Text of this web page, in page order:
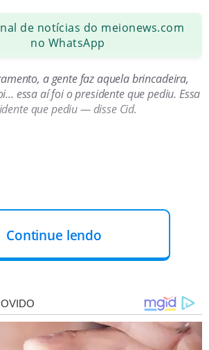
de notícias do meionews.com
no WhatsApp
a gente faz aquela brincadeira,
essa aí foi o presidente que pediu. Essa
que pediu — disse Cid.
Continue lendo